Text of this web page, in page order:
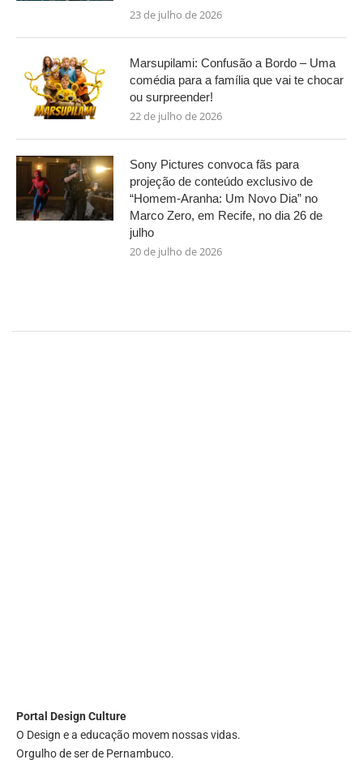
23 de julho de 2026
Marsupilami: Confusão a Bordo – Uma
comédia para a família que vai te chocar
ou surpreender!
22 de julho de 2026
Sony Pictures convoca fãs para
projeção de conteúdo exclusivo de
“Homem-Aranha: Um Novo Dia” no
Marco Zero, em Recife, no dia 26 de
julho
20 de julho de 2026
Portal Design Culture
O Design e a educação movem nossas vidas.
Orgulho de ser de Pernambuco.